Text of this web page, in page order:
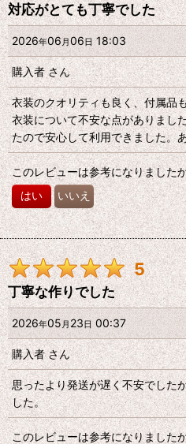
星の数:
年代:
性別:
並び順:
絞り
対応がとても丁寧でした
2026年06月06日18:03
購入者さん
衣装のクオリティも良く、付属品
衣装について不安な点がありまし
たので安心して利用できました。
このレビューは参考になりました
はい いいえ
5
丁寧な作りでした
2026年05月23日00:37
購入者さん
思ったより発送が遅く不安でした
した。
このレビューは参考になりました